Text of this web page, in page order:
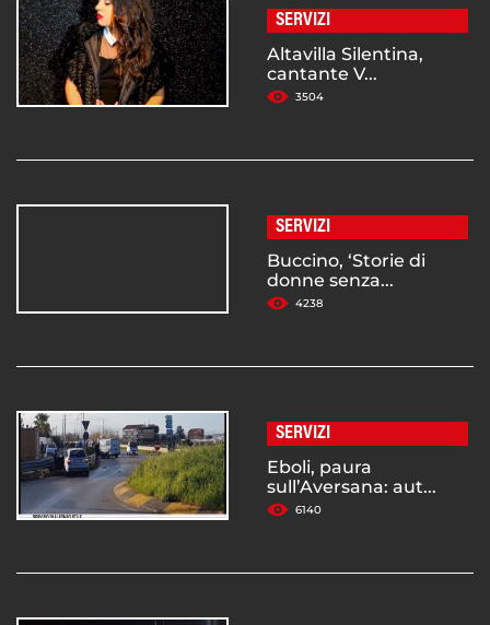
SERVIZI
Altavilla Silentina,
cantante V...
3504
SERVIZI
Buccino, ‘Storie di
donne senza...
4238
SERVIZI
Eboli, paura
sull’Aversana: aut...
6140